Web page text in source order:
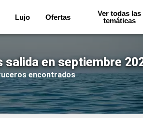
Lujo Ofertas
Ver todas las
temáticas
en septiembre
encontrados